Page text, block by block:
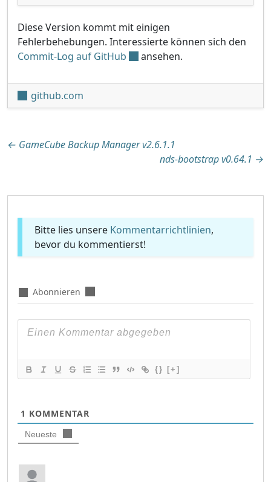
Diese Version kommt mit einigen
Fehlerbehebungen. Interessierte können sich den
Commit-Log auf GitHub
ansehen.
github.com
Beitragsnavigation
← GameCube Backup Manager v2.6.1.1
nds-bootstrap v0.64.1 →
Bitte lies unsere Kommentarrichtlinien,
bevor du kommentierst!
Abonnieren
{} [+]
1 KOMMENTAR
Neueste